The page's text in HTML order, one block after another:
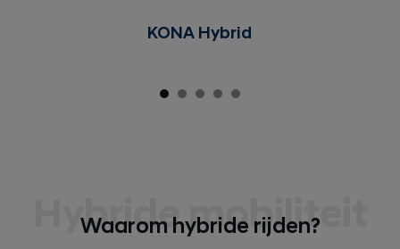
KONA Hybrid
Hybride mobiliteit
Waarom hybride rijden?